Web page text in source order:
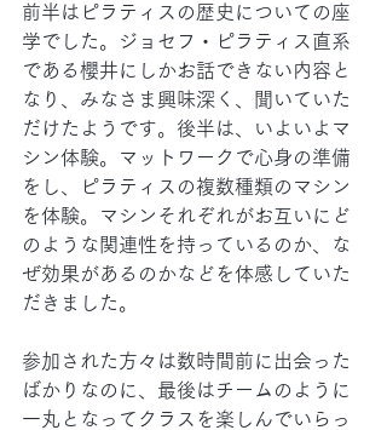
前半はピラティスの歴史についての座
学でした。ジョセフ・ピラティス直系
である櫻井にしかお話できない内容と
なり、みなさま興味深く、聞いていた
だけたようです。後半は、いよいよマ
シン体験。マットワークで心身の準備
をし、ピラティスの複数種類のマシン
を体験。マシンそれぞれがお互いにど
のような関連性を持っているのか、な
ぜ効果があるのかなどを体感していた
だきました。
参加された方々は数時間前に出会った
ばかりなのに、最後はチームのように
一丸となってクラスを楽しんでいらっ